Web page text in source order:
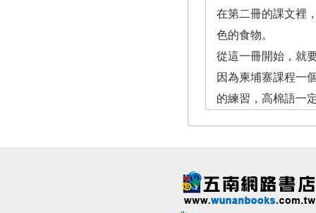
在第二冊的課文裡
色的食物。
從這一冊開始，就
因為柬埔寨課程一
的練習，高棉語一